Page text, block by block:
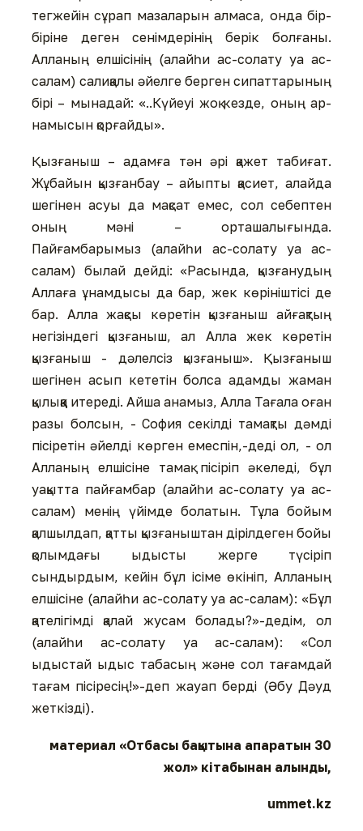
тегжейін сұрап мазаларын алмаса, онда бір-
біріне деген сенімдерінің берік болғаны.
Алланың елшісінің (алайһи ас-солату уа ас-
салам) салиқалы әйелге берген сипаттарының
бірі – мынадай: «..Күйеуі жоқ кезде, оның ар-
намысын қорғайды».
Қызғаныш – адамға тән әрі қажет табиғат.
Жұбайын қызғанбау – айыпты қасиет, алайда
шегінен асуы да мақсат емес, сол себептен
оның мәні – орташалығында.
Пайғамбарымыз (алайһи ас-солату уа ас-
салам) былай дейді: «Расында, қызғанудың
Аллаға ұнамдысы да бар, жек көрініштісі де
бар. Алла жақсы көретін қызғаныш айғақтың
негізіндегі қызғаныш, ал Алла жек көретін
қызғаныш - дәлелсіз қызғаныш». Қызғаныш
шегінен асып кететін болса адамды жаман
қылыққа итереді. Айша анамыз, Алла Тағала оған
разы болсын, - София секілді тамақты дәмді
пісіретін әйелді көрген емеспін,-деді ол, - ол
Алланың елшісіне тамақ пісіріп әкеледі, бұл
уақытта пайғамбар (алайһи ас-солату уа ас-
салам) менің үйімде болатын. Тұла бойым
қалшылдап, қатты қызғаныштан дірілдеген бойы
қолымдағы ыдысты жерге түсіріп
сындырдым, кейін бұл ісіме өкініп, Алланың
елшісіне (алайһи ас-солату уа ас-салам): «Бұл
қателігімді қалай жусам болады?»-дедім, ол
(алайһи ас-солату уа ас-салам): «Сол
ыдыстай ыдыс табасың және сол тағамдай
тағам пісіресің!»-деп жауап берді (Әбу Дәуд
жеткізді).
материал «Отбасы бақытына апаратын 30
жол» кітабынан алынды,
ummet.kz